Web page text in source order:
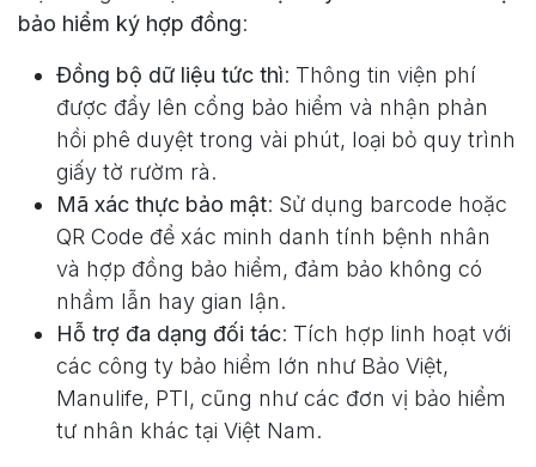
bảo hiểm ký hợp đồng:
Đồng bộ dữ liệu tức thì: Thông tin viện phí
được đẩy lên cổng bảo hiểm và nhận phản
hồi phê duyệt trong vài phút, loại bỏ quy trình
giấy tờ rườm rà.
Mã xác thực bảo mật: Sử dụng barcode hoặc
QR Code để xác minh danh tính bệnh nhân
và hợp đồng bảo hiểm, đảm bảo không có
nhầm lẫn hay gian lận.
Hỗ trợ đa dạng đối tác: Tích hợp linh hoạt với
các công ty bảo hiểm lớn như Bảo Việt,
Manulife, PTI, cũng như các đơn vị bảo hiểm
tư nhân khác tại Việt Nam.